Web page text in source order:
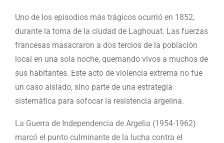
Uno de los episodios más trágicos ocurrió en 1852,
durante la toma de la ciudad de Laghouat. Las fuerzas
francesas masacraron a dos tercios de la población
local en una sola noche, quemando vivos a muchos de
sus habitantes. Este acto de violencia extrema no fue
un caso aislado, sino parte de una estrategia
sistemática para sofocar la resistencia argelina.
La Guerra de Independencia de Argelia (1954-1962)
marcó el punto culminante de la lucha contra el